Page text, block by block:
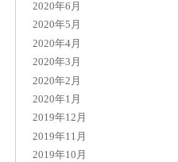
2020年6月
2020年5月
2020年4月
2020年3月
2020年2月
2020年1月
2019年12月
2019年11月
2019年10月